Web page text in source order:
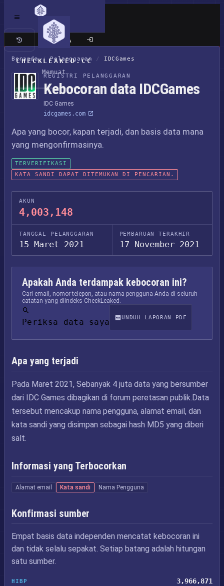
CHECKLEAKED.CC
Memuat
Situs klasik
Beranda / Pelanggaran / IDCGames
REGISTRI PELANGGARAN
Kebocoran data IDCGames
IDC Games
idcgames.com
Apa yang bocor, kapan terjadi, dan basis data mana
yang mengonfirmasinya.
TERVERIFIKASI
KATA SANDI DAPAT DITEMUKAN DI PENCARIAN.
AKUN
4,003,148
TANGGAL PELANGGARAN
15 Maret 2021
PEMBARUAN TERAKHIR
17 November 2021
Apakah Anda terdampak kebocoran ini?
Cari email, nomor telepon, atau nama pengguna Anda di seluruh
catatan yang diindeks CheckLeaked.
Periksa data saya UNDUH LAPORAN PDF
Apa yang terjadi
Pada Maret 2021, Sebanyak 4 juta data yang bersumber
dari IDC Games dibagikan di forum peretasan publik.Data
tersebut mencakup nama pengguna, alamat email, dan
kata sandi yang disimpan sebagai hash MD5 yang diberi
salt.
Informasi yang Terbocorkan
Alamat email Kata sandi Nama Pengguna
Konfirmasi sumber
Empat basis data independen mencatat kebocoran ini
dan tidak selalu sepakat. Setiap batang adalah hitungan
satu sumber.
HIBP 3,966,871